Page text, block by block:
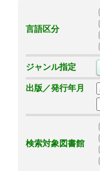
言語区分
ジャンル指定
出版／発行年月
検索対象図書館